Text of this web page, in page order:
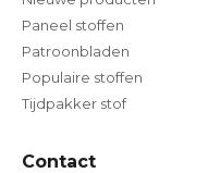
Paneel stoffen
Patroonbladen
Populaire stoffen
Tijdpakker stof
Contact